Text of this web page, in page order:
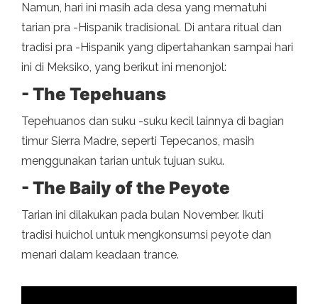
Namun, hari ini masih ada desa yang mematuhi
tarian pra -Hispanik tradisional. Di antara ritual dan
tradisi pra -Hispanik yang dipertahankan sampai hari
ini di Meksiko, yang berikut ini menonjol:
- The Tepehuans
Tepehuanos dan suku -suku kecil lainnya di bagian
timur Sierra Madre, seperti Tepecanos, masih
menggunakan tarian untuk tujuan suku.
- The Baily of the Peyote
Tarian ini dilakukan pada bulan November. Ikuti
tradisi huichol untuk mengkonsumsi peyote dan
menari dalam keadaan trance.